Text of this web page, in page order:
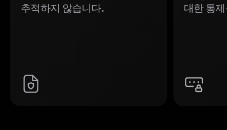
추적하지 않습니다.
대한 통